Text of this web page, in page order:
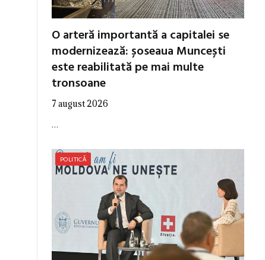
O arteră importantă a capitalei se
modernizează: șoseaua Muncești
este reabilitată pe mai multe
tronsoane
7 august 2026
…
POLITICĂ